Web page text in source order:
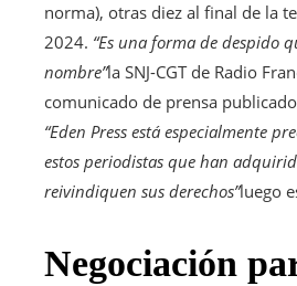
norma), otras diez al final de la
2024. “Es una forma de despido
nombre”la SNJ-CGT de Radio
comunicado de prensa
“Eden Press está especialmente
estos periodistas que han
reivindiquen sus derechos”luego
Negociación